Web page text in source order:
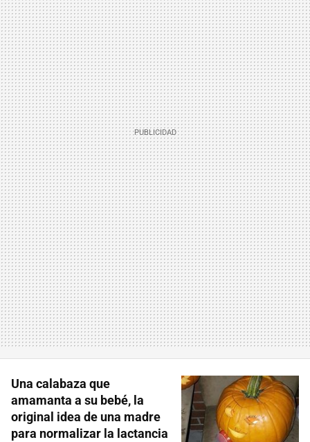
Una calabaza que
amamanta a su bebé, la
original idea de una madre
para normalizar la lactancia